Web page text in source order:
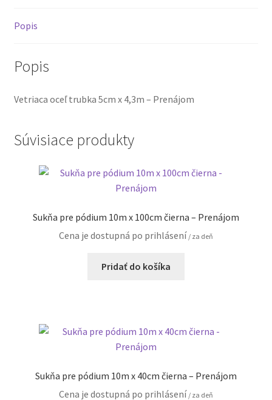
Popis
Popis
Vetriaca oceľ trubka 5cm x 4,3m – Prenájom
Súvisiace produkty
Sukňa pre pódium 10m x 100cm čierna – Prenájom
Cena je dostupná po prihlásení / za deň
Pridať do košíka
Sukňa pre pódium 10m x 40cm čierna – Prenájom
Cena je dostupná po prihlásení / za deň